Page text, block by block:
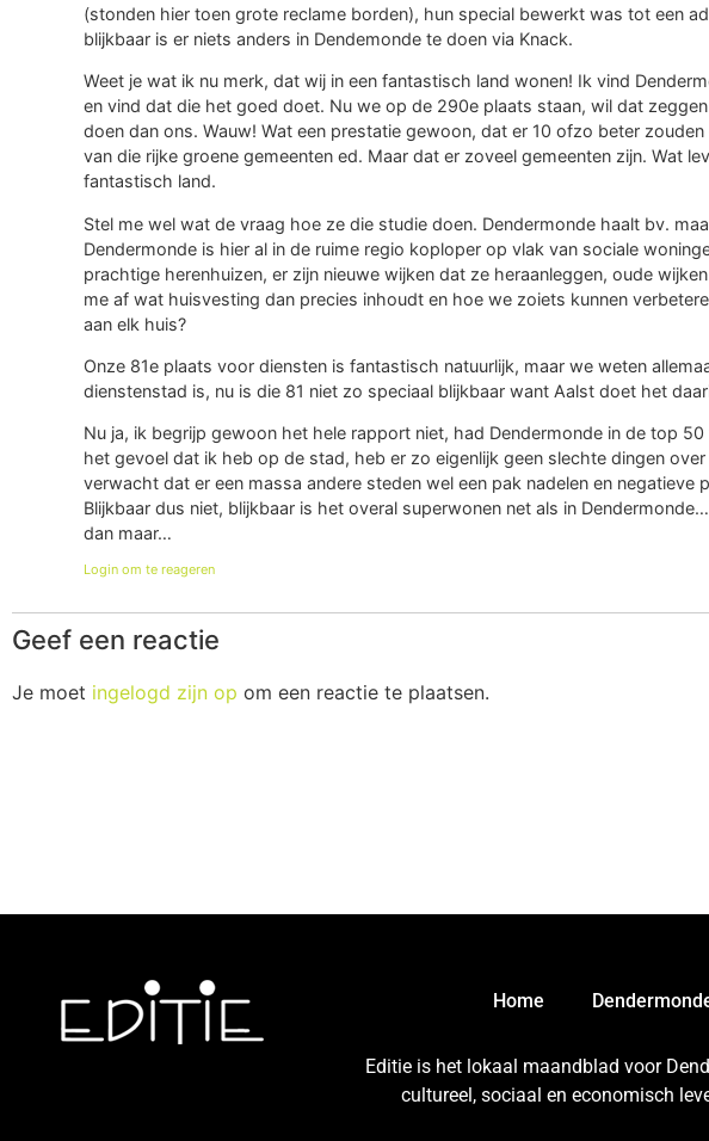
(stonden hier toen grote reclame borden), hun special bewerkt was tot een
blijkbaar is er niets anders in Dendemonde te doen via Knack.
Weet je wat ik nu merk, dat wij in een fantastisch land wonen! Ik vind
en vind dat die het goed doet. Nu we op de 290e plaats staan, wil dat
doen dan ons. Wauw! Wat een prestatie gewoon, dat er 10 ofzo beter
van die rijke groene gemeenten ed. Maar dat er zoveel gemeenten zijn. Wat
fantastisch land.
Stel me wel wat de vraag hoe ze die studie doen. Dendermonde haalt bv.
Dendermonde is hier al in de ruime regio koploper op vlak van sociale
prachtige herenhuizen, er zijn nieuwe wijken dat ze heraanleggen, oude
me af wat huisvesting dan precies inhoudt en hoe we zoiets kunnen
aan elk huis?
Onze 81e plaats voor diensten is fantastisch natuurlijk, maar we weten
dienstenstad is, nu is die 81 niet zo speciaal blijkbaar want Aalst doet het
Nu ja, ik begrijp gewoon het hele rapport niet, had Dendermonde in de top
het gevoel dat ik heb op de stad, heb er zo eigenlijk geen slechte dingen
verwacht dat er een massa andere steden wel een pak nadelen en negatieve
Blijkbaar dus niet, blijkbaar is het overal superwonen net als in
dan maar…
Login om te reageren
Geef een reactie
Je moet ingelogd zijn op om een reactie te plaatsen.
Home
Editie is het lokaal maandblad voor
cultureel, sociaal en economisch